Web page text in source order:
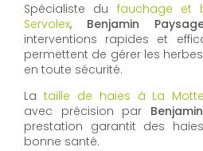
Spécialiste du fauchage et
Servolex, Benjamin
interventions rapides et
permettent de gérer les
en toute sécurité.
La taille de haies à La
avec précision par
prestation garantit des
bonne santé.